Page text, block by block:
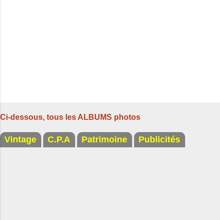
Ci-dessous, tous les ALBUMS photos
Vintage C.P.A Patrimoine Publicités